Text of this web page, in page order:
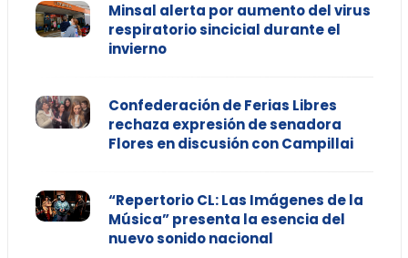
Minsal alerta por aumento del virus
respiratorio sincicial durante el
invierno
Confederación de Ferias Libres
rechaza expresión de senadora
Flores en discusión con Campillai
“Repertorio CL: Las Imágenes de la
Música” presenta la esencia del
nuevo sonido nacional